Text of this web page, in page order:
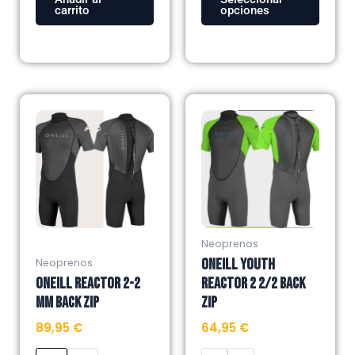
carrito opciones
Neoprenos
ONEILL REACTOR 2-2
MM BACK ZIP
89,95 €
producto
tiene
múltiples
variantes.
Las
opciones
pueden
elegir
en
la
página
de
Neoprenos
ONEILL YOUTH
REACTOR 2 2/2 BACK
ZIP
64,95 €
producto
tiene
múltiples
variantes.
Las
opciones
se
pueden
elegir
en
la
página
de